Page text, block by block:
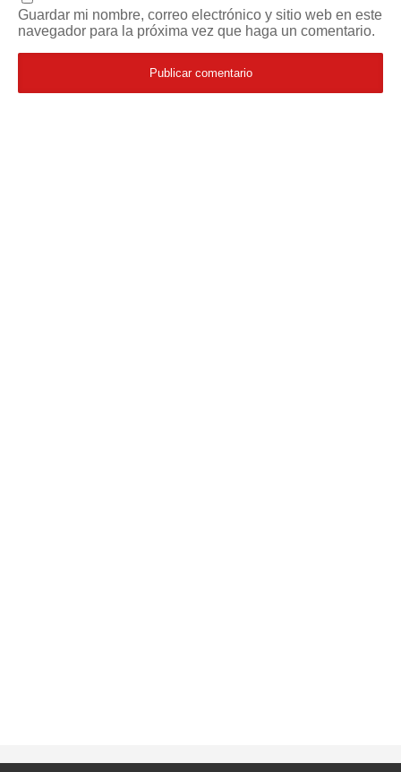
Guardar mi nombre, correo electrónico y sitio web en este
navegador para la próxima vez que haga un comentario.